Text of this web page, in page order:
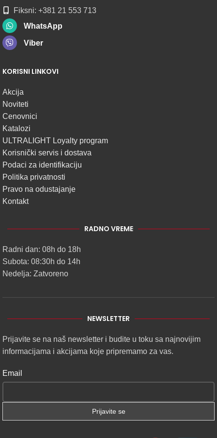
Fiksni: +381 21 553 713
WhatsApp
Viber
KORISNI LINKOVI
Akcija
Noviteti
Cenovnici
Katalozi
ULTRALIGHT Loyalty program
Korisnički servis i dostava
Podaci za identifikaciju
Politika privatnosti
Pravo na odustajanje
Kontakt
RADNO VREME
Radni dan: 08h do 18h
Subota: 08:30h do 14h
Nedelja: Zatvoreno
NEWSLETTER
Prijavite se na naš newsletter i budite u toku sa najnovijim
informacijama i akcijama koje pripremamo za vas.
Email